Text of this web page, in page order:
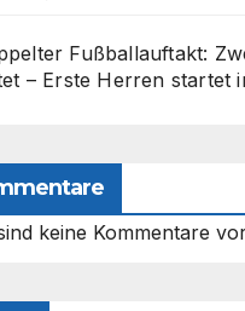
Fußballauftakt:
– Erste Herren startet
keine Kommentare